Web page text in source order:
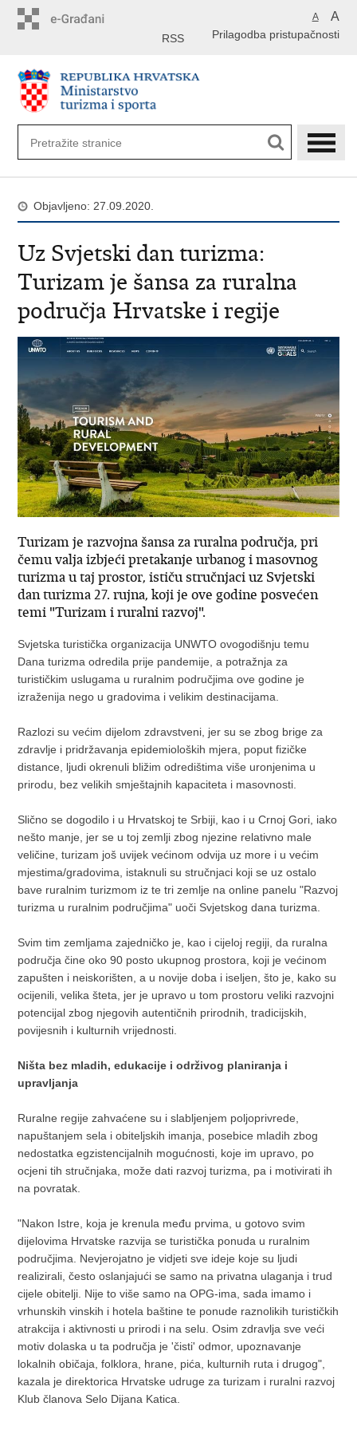
A A
Prilagodba pristupačnosti
RSS
Objavljeno: 27.09.2020.
Uz Svjetski dan turizma:
Turizam je šansa za ruralna
područja Hrvatske i regije
Turizam je razvojna šansa za ruralna područja, pri
čemu valja izbjeći pretakanje urbanog i masovnog
turizma u taj prostor, ističu stručnjaci uz Svjetski
dan turizma 27. rujna, koji je ove godine posvećen
temi "Turizam i ruralni razvoj".
Svjetska turistička organizacija UNWTO ovogodišnju temu
Dana turizma odredila prije pandemije, a potražnja za
turističkim uslugama u ruralnim područjima ove godine je
izraženija nego u gradovima i velikim destinacijama.
Razlozi su većim dijelom zdravstveni, jer su se zbog brige za
zdravlje i pridržavanja epidemioloških mjera, poput fizičke
distance, ljudi okrenuli bližim odredištima više uronjenima u
prirodu, bez velikih smještajnih kapaciteta i masovnosti.
Slično se dogodilo i u Hrvatskoj te Srbiji, kao i u Crnoj Gori, iako
nešto manje, jer se u toj zemlji zbog njezine relativno male
veličine, turizam još uvijek većinom odvija uz more i u većim
mjestima/gradovima, istaknuli su stručnjaci koji se uz ostalo
bave ruralnim turizmom iz te tri zemlje na online panelu "Razvoj
turizma u ruralnim područjima" uoči Svjetskog dana turizma.
Svim tim zemljama zajedničko je, kao i cijeloj regiji, da ruralna
područja čine oko 90 posto ukupnog prostora, koji je većinom
zapušten i neiskorišten, a u novije doba i iseljen, što je, kako su
ocijenili, velika šteta, jer je upravo u tom prostoru veliki razvojni
potencijal zbog njegovih autentičnih prirodnih, tradicijskih,
povijesnih i kulturnih vrijednosti.
Ništa bez mladih, edukacije i održivog planiranja i
upravljanja
Ruralne regije zahvaćene su i slabljenjem poljoprivrede,
napuštanjem sela i obiteljskih imanja, posebice mladih zbog
nedostatka egzistencijalnih mogućnosti, koje im upravo, po
ocjeni tih stručnjaka, može dati razvoj turizma, pa i motivirati ih
na povratak.
"Nakon Istre, koja je krenula među prvima, u gotovo svim
dijelovima Hrvatske razvija se turistička ponuda u ruralnim
područjima. Nevjerojatno je vidjeti sve ideje koje su ljudi
realizirali, često oslanjajući se samo na privatna ulaganja i trud
cijele obitelji. Nije to više samo na OPG-ima, sada imamo i
vrhunskih vinskih i hotela baštine te ponude raznolikih turističkih
atrakcija i aktivnosti u prirodi i na selu. Osim zdravlja sve veći
motiv dolaska u ta područja je 'čisti' odmor, upoznavanje
lokalnih običaja, folklora, hrane, pića, kulturnih ruta i drugog",
kazala je direktorica Hrvatske udruge za turizam i ruralni razvoj
Klub članova Selo Dijana Katica.